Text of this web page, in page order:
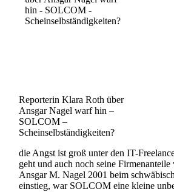
Reporterin Klara Roth über
Ansgar Nagel warf hin –
SOLCOM –
Scheinselbständigkeiten?
die Angst ist groß unter den IT-
geht und auch noch seine
Ansgar M. Nagel 2001 beim
einstieg, war SOLCOM eine kleine